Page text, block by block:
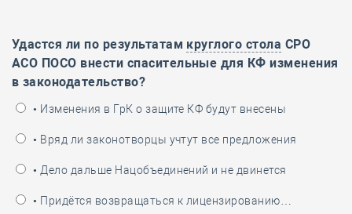
Удастся ли по результатам круглого стола СРО
АСО ПОСО внести спасительные для КФ изменения
в законодательство?
• Изменения в ГрК о защите КФ будут внесены
• Вряд ли законотворцы учтут все предложения
• Дело дальше Нацобъединений и не двинется
• Придётся возвращаться к лицензированию…